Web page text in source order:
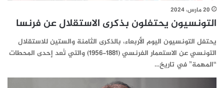
20 مارس، 2024
التونسيون يحتفلون بذكرى الاستقلال عن فرنسا
يحتفل التونسيون اليوم الأربعاء، بالذكرى الثامنة والستين للاستقلال
التونسي عن الاستعمار الفرنسي (1881-1956) والتي تُعد إحدى المحطات
“المهمة” في تاريخ…